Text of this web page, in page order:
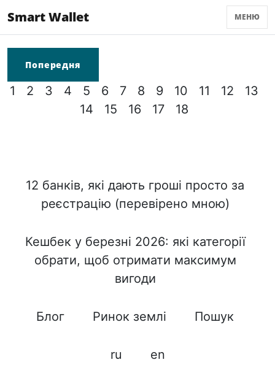
Smart Wallet МЕНЮ
Попередня
1 2 3 4 5 6 7 8 9 10 11 12
13
14
15 16 17 18
12 банків, які дають гроші просто за
реєстрацію (перевірено мною)
Кешбек у березні 2026: які категорії
обрати, щоб отримати максимум
вигоди
Блог Ринок землі Пошук
ru en